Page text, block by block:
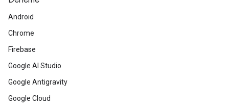
Android
Chrome
Firebase
Google AI Studio
Google Antigravity
Google Cloud